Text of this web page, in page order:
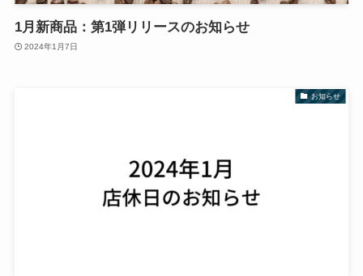
1月新商品：第1弾リリースのお知らせ
2024年1月7日
お知らせ